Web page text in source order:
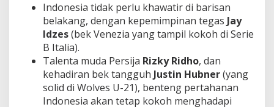
Indonesia tidak perlu khawatir di barisan
belakang, dengan kepemimpinan tegas Jay
Idzes(bek Venezia yang tampil kokoh di Serie
B Italia).
Talenta muda Persija Rizky Ridho, dan
kehadiran bek tangguh Justin Hubner(yang
solid di Wolves U-21), benteng pertahanan
Indonesia akan tetap kokoh menghadapi